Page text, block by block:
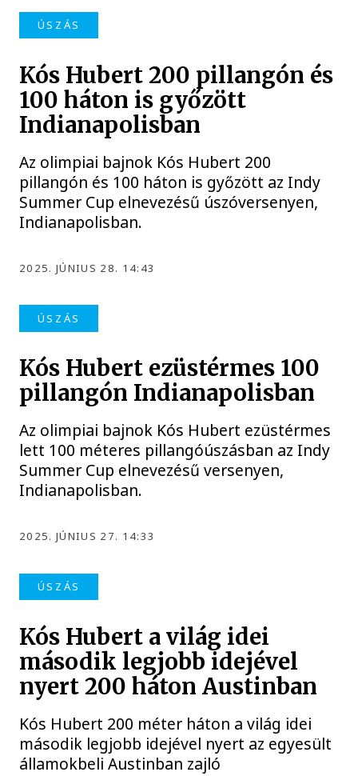
ÚSZÁS
Kós Hubert 200 pillangón és
100 háton is győzött
Indianapolisban
Az olimpiai bajnok Kós Hubert 200
pillangón és 100 háton is győzött az Indy
Summer Cup elnevezésű úszóversenyen,
Indianapolisban.
2025. JÚNIUS 28. 14:43
ÚSZÁS
Kós Hubert ezüstérmes 100
pillangón Indianapolisban
Az olimpiai bajnok Kós Hubert ezüstérmes
lett 100 méteres pillangóúszásban az Indy
Summer Cup elnevezésű versenyen,
Indianapolisban.
2025. JÚNIUS 27. 14:33
ÚSZÁS
Kós Hubert a világ idei
második legjobb idejével
nyert 200 háton Austinban
Kós Hubert 200 méter háton a világ idei
második legjobb idejével nyert az egyesült
államokbeli Austinban zajló